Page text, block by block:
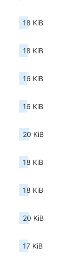
18 KiB
18 KiB
16 KiB
16 KiB
20 KiB
18 KiB
18 KiB
20 KiB
17 KiB